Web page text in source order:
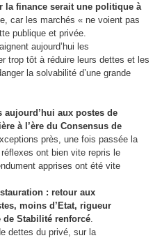
la finance serait une politique à
car les marchés « ne voient pas
publique et privée.
aujourd’hui les
trop tôt à réduire leurs dettes et les
la solvabilité d’une grande
aujourd’hui aux postes de
à l’ère du Consensus de
près, une fois passée la
ont bien vite repris le
apprises ont été vite
: retour aux
moins d’Etat, rigueur
de Stabilité renforcé.
dettes du privé, sur la